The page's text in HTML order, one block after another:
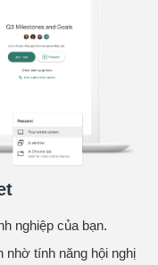
nghiệp của bạn.
nhờ tính năng hội nghị